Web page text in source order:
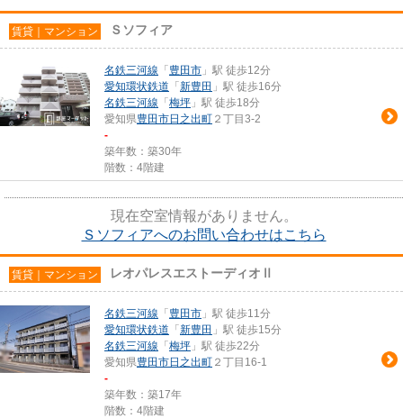
賃貸｜マンション Ｓソフィア
名鉄三河線 「 豊田市 」駅 徒歩12分
愛知環状鉄道 「 新豊田 」駅 徒歩16分
名鉄三河線 「 梅坪 」駅 徒歩18分
愛知県豊田市日之出町 ２丁目3-2
-
築年数：築30年
階数：4階建
現在空室情報がありません。
Ｓソフィアへのお問い合わせはこちら
賃貸｜マンション レオパレスエストーディオⅡ
名鉄三河線 「 豊田市 」駅 徒歩11分
愛知環状鉄道 「 新豊田 」駅 徒歩15分
名鉄三河線 「 梅坪 」駅 徒歩22分
愛知県豊田市日之出町 ２丁目16-1
-
築年数：築17年
階数：4階建